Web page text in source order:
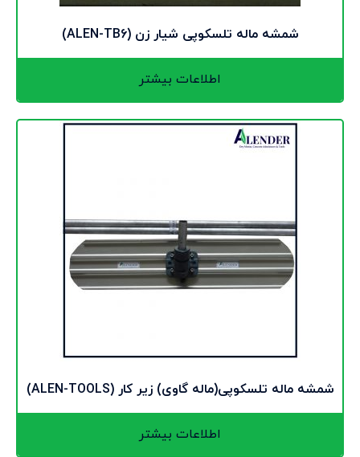
شمشه ماله تلسکوپی شیار زن (ALEN-TB6)
اطلاعات بیشتر
شمشه ماله تلسکوپی(ماله گاوی) زیر کار (ALEN-TOOLS)
اطلاعات بیشتر